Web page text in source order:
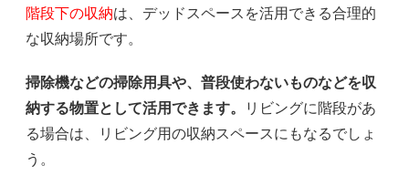
階段下の収納は、デッドスペースを活用できる合理的
な収納場所です。
掃除機などの掃除用具や、普段使わないものなどを収
納する物置として活用できます。
リビングに階段があ
る場合は、リビング用の収納スペースにもなるでしょ
う。